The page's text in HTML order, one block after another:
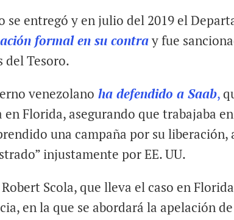
se entregó y en julio del 2019 el
formal en su contray fue
del Tesoro.
venezolano ha defendido a Saab,
en Florida, asegurando que trabajaba
una campaña por su liberación,
injustamente por EE. UU.
Scola, que lleva el caso en
en la que se abordará la apelación